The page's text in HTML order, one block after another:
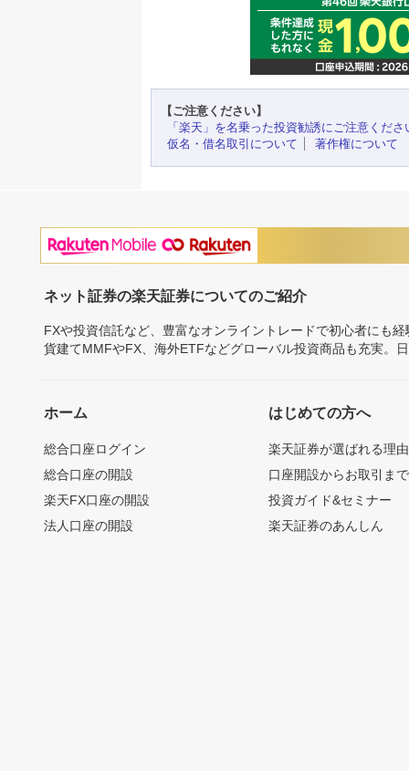
【ご注意ください】
「楽天」を名乗った投資勧誘にご注意くださ
仮名・借名取引について
著作権について
ネット証券の楽天証券についてのご紹介
FXや投資信託など、豊富なオンライントレードで初心者にも
貨建てMMFやFX、海外ETFなどグローバル投資商品も充実。
ホーム
総合口座ログイン
総合口座の開設
楽天FX口座の開設
法人口座の開設
はじめての方へ
楽天証券が選ばれる理由
口座開設からお取引ま
投資ガイド&セミナー
楽天証券のあんしん